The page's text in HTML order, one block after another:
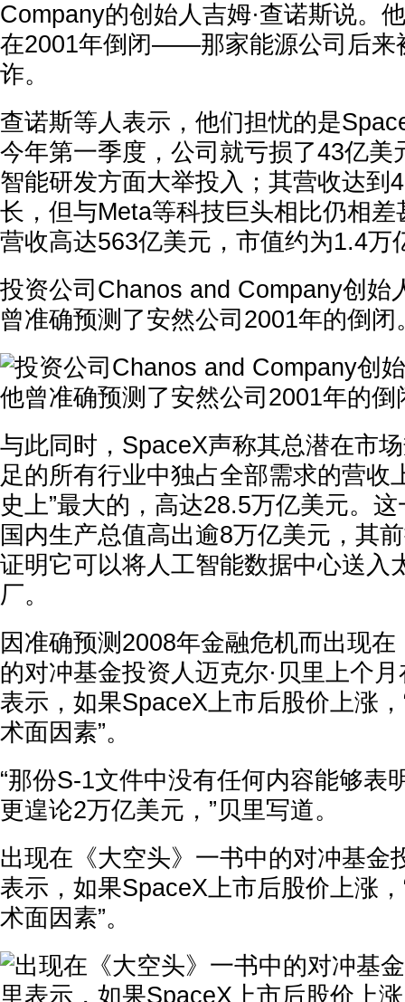
Company的创始人吉姆·查诺斯说。
在2001年倒闭——那家能源公司后来
诈。
查诺斯等人表示，他们担忧的是
今年第一季度，公司就亏损了43亿美
智能研发方面大举投入；其营收达到
长，但与Meta等科技巨头相比仍相
营收高达563亿美元，市值约为1.4万
投资公司Chanos and Company创始
曾准确预测了安然公司2001年的倒闭
与此同时，SpaceX声称其总潜在市
足的所有行业中独占全部需求的营
史上”最大的，高达28.5万亿美元。
国内生产总值高出逾8万亿美元，其
证明它可以将人工智能数据中心送入
厂。
因准确预测2008年金融危机而出现
的对冲基金投资人迈克尔·贝里上个
表示，如果SpaceX上市后股价上涨
术面因素”。
“那份S-1文件中没有任何内容能够表
更遑论2万亿美元，”贝里写道。
出现在《大空头》一书中的对冲基金
表示，如果SpaceX上市后股价上涨
术面因素”。